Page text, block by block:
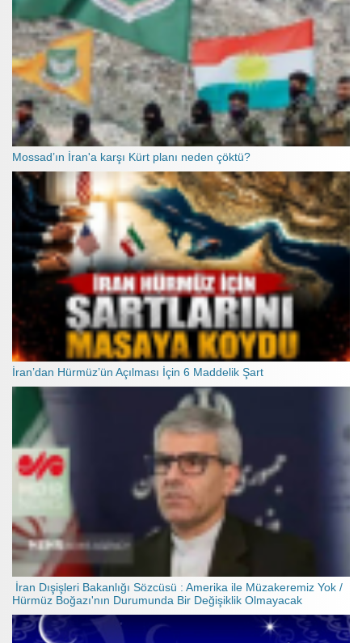
Mossad’ın İran'a karşı Kürt planı neden çöktü?
İran’dan Hürmüz’ün Açılması İçin 6 Maddelik Şart
İran Dışişleri Bakanlığı Sözcüsü : Amerika ile Müzakeremiz Yok /
Hürmüz Boğazı'nın Durumunda Bir Değişiklik Olmayacak